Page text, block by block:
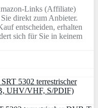
Links (Affiliate)
direkt zum Anbieter.
entscheiden, erhalten
sich für Sie in keinem
5302 terrestrischer
UHV/VHF, S/PDIF)